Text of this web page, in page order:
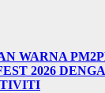
WARNA
2026